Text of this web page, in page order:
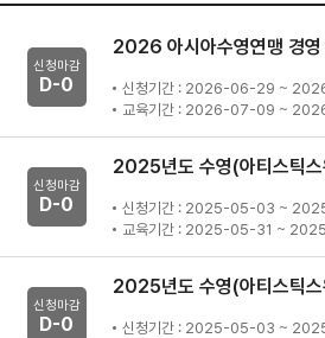
신청마감
D-0
2026 아시아수영연맹 경영
신청기간 : 2026-06-29 ~
교육기간 : 2026-07-09 ~
신청마감
D-0
2025년도 수영(아티스틱
신청기간 : 2025-05-03 ~
교육기간 : 2025-05-31 ~
신청마감
D-0
2025년도 수영(아티스틱스
신청기간 : 2025-05-03 ~